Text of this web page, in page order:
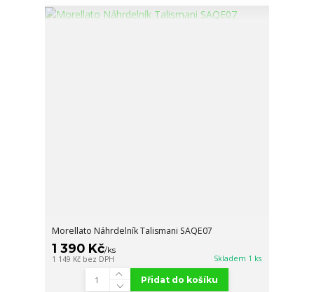
Morellato Náhrdelník Talismani SAQE07
1 390 Kč/ks
1 149 Kč bez DPH Skladem 1 ks
Přidat do košíku